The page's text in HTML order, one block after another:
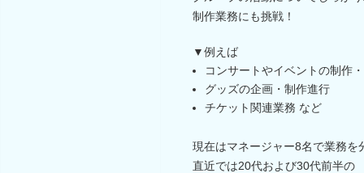
制作業務にも挑戦！
▼例えば
コンサートやイベントの制作
グッズの企画・制作進行
チケット関連業務 など
現在はマネージャー8名で業務を
直近では20代および30代前半の